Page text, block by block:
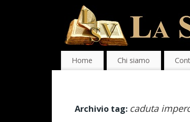
Home Chi siamo
Archivio tag: caduta